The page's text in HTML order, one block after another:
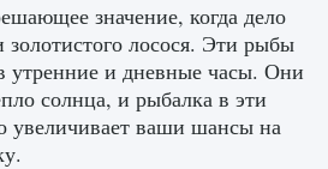
режиме карьеры EA
значение, когда дело
золотистого лосося. Эти рыбы
утренние и дневные часы. Они
солнца, и рыбалка в эти
увеличивает ваши шансы на